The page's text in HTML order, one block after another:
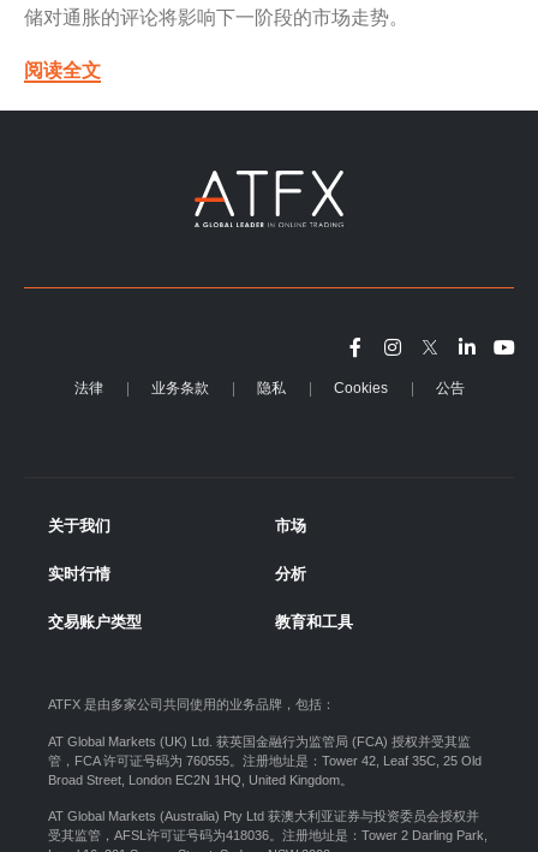
储对通胀的评论将影响下一阶段的市场走势。
阅读全文
法律 业务条款 隐私 Cookies 公告
关于我们 市场
实时行情 分析
交易账户类型 教育和工具
ATFX 是由多家公司共同使用的业务品牌，包括：
AT Global Markets (UK) Ltd. 获英国金融行为监管局 (FCA) 授权并受其监
管，FCA 许可证号码为 760555。注册地址是：Tower 42, Leaf 35C, 25 Old
Broad Street, London EC2N 1HQ, United Kingdom。
AT Global Markets (Australia) Pty Ltd 获澳大利亚证券与投资委员会授权并
受其监管，AFSL许可证号码为418036。注册地址是：Tower 2 Darling Park,